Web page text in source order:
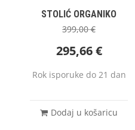
STOLIĆ ORGANIKO
399,00€
295,66€
Rok isporuke do 21 dan
Dodaj u košaricu